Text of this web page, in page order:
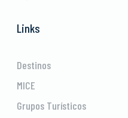
Links
Destinos
MICE
Grupos Turísticos